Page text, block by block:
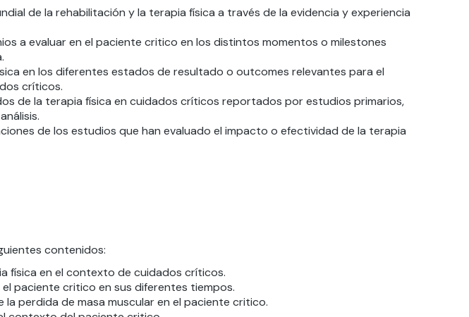
de la rehabilitación y la terapia física a través de la evidencia y experiencia
a evaluar en el paciente critico en los distintos momentos o milestones
en los diferentes estados de resultado o outcomes relevantes para el
críticos.
de la terapia física en cuidados críticos reportados por estudios primarios,
de los estudios que han evaluado el impacto o efectividad de la terapia
contenidos:
física en el contexto de cuidados críticos.
el paciente critico en sus diferentes tiempos.
la perdida de masa muscular en el paciente critico.